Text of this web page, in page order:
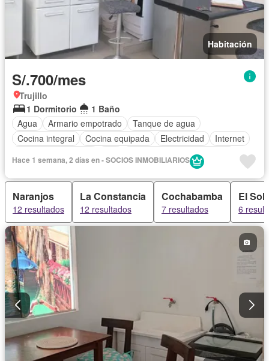
Habitación
S/.700/mes
Trujillo
1 Dormitorio
1 Baño
Agua
Armario empotrado
Tanque de agua
Cocina integral
Cocina equipada Electricidad
Internet
Completamente amoblado
Hace 1 semana, 2 días en - SOCIOS INMOBILIARIOS
Naranjos
12 resultados
La Constancia
12 resultados
Cochabamba
7 resultados
El
6